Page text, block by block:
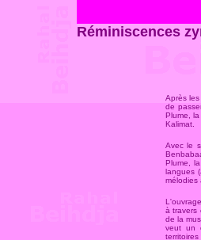
Réminiscences
Après
de
Plume,
Kalimat.
Avec le
Plume,
langues
mélodies
à travers
de la
veut un